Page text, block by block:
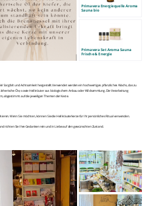
Primavera Energiequelle Aroma
Sauna bio
Primavera Set Aroma Sauna
Frische & Energie
und Achtsamkeit hergestellt.Verwendet werden ein hochwertiges pflanzliches Wachs, das zu
Öle, sowie Heilkräuter aus biologischem Anbau oder Wildsammlung. Die Verarbeitung
abgestimmt auf die jeweiligen Themen der Kerze.
Wenn Sie möchten, können Sie die Heilkräuterkerze für Ihr persönliches Ritual verwenden.
richten Sie Ihre Gedanken rein und in Liebe auf den gewünschten Zustand.
die Information und Schwingung der Auszüge, äherischen Öle, Essenzen und Tinkturen